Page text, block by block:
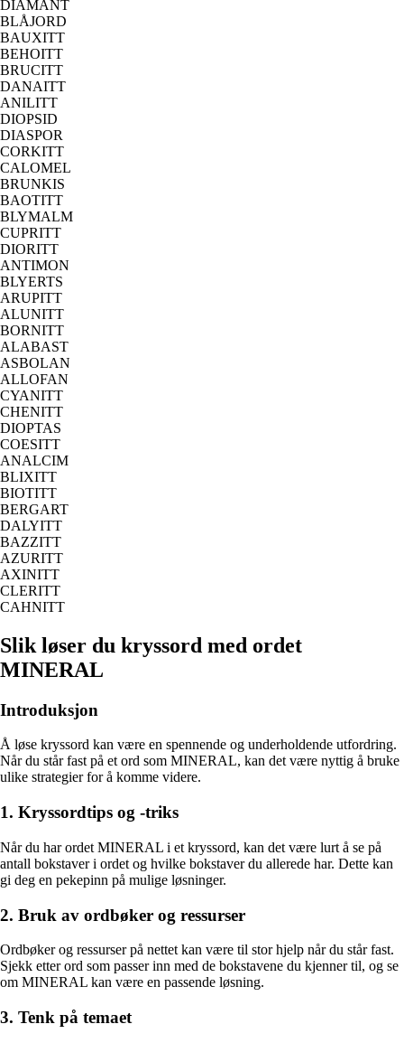
DIAMANT
BLÅJORD
BAUXITT
BEHOITT
BRUCITT
DANAITT
ANILITT
DIOPSID
DIASPOR
CORKITT
CALOMEL
BRUNKIS
BAOTITT
BLYMALM
CUPRITT
DIORITT
ANTIMON
BLYERTS
ARUPITT
ALUNITT
BORNITT
ALABAST
ASBOLAN
ALLOFAN
CYANITT
CHENITT
DIOPTAS
COESITT
ANALCIM
BLIXITT
BIOTITT
BERGART
DALYITT
BAZZITT
AZURITT
AXINITT
CLERITT
CAHNITT
Slik løser du kryssord med ordet
MINERAL
Introduksjon
Å løse kryssord kan være en spennende og underholdende utfordring.
Når du står fast på et ord som MINERAL, kan det være nyttig å bruke
ulike strategier for å komme videre.
1. Kryssordtips og -triks
Når du har ordet MINERAL i et kryssord, kan det være lurt å se på
antall bokstaver i ordet og hvilke bokstaver du allerede har. Dette kan
gi deg en pekepinn på mulige løsninger.
2. Bruk av ordbøker og ressurser
Ordbøker og ressurser på nettet kan være til stor hjelp når du står fast.
Sjekk etter ord som passer inn med de bokstavene du kjenner til, og se
om MINERAL kan være en passende løsning.
3. Tenk på temaet